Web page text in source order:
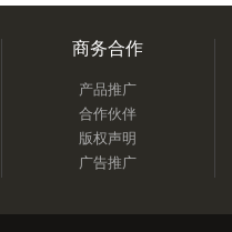
商务合作
产品推广
合作伙伴
版权声明
广告推广